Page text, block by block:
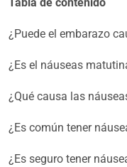
¿Puede el embarazo
¿Es el náuseas
¿Qué causa las
¿Es común tener
¿Es seguro tener